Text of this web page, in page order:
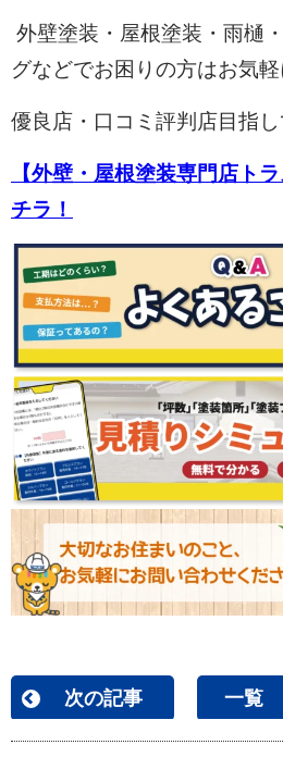
外壁塗装・屋根塗装・雨樋
グなどでお困りの方はお気軽
優良店・口コミ評判店目指
【外壁・屋根塗装専門店ト
チラ！
次の記事 一覧